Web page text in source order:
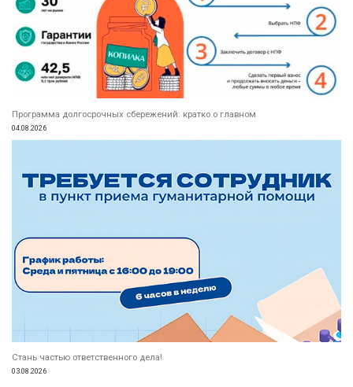
Программа долгосрочных сбережений: кратко о главном
04.08.2026
Стань частью ответственного дела!
03.08.2026